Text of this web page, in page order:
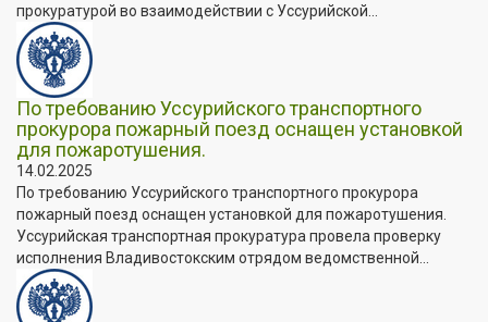
прокуратурой во взаимодействии с Уссурийской...
По требованию Уссурийского транспортного
прокурора пожарный поезд оснащен установкой
для пожаротушения.
14.02.2025
По требованию Уссурийского транспортного прокурора
пожарный поезд оснащен установкой для пожаротушения.
Уссурийская транспортная прокуратура провела проверку
исполнения Владивостокским отрядом ведомственной...